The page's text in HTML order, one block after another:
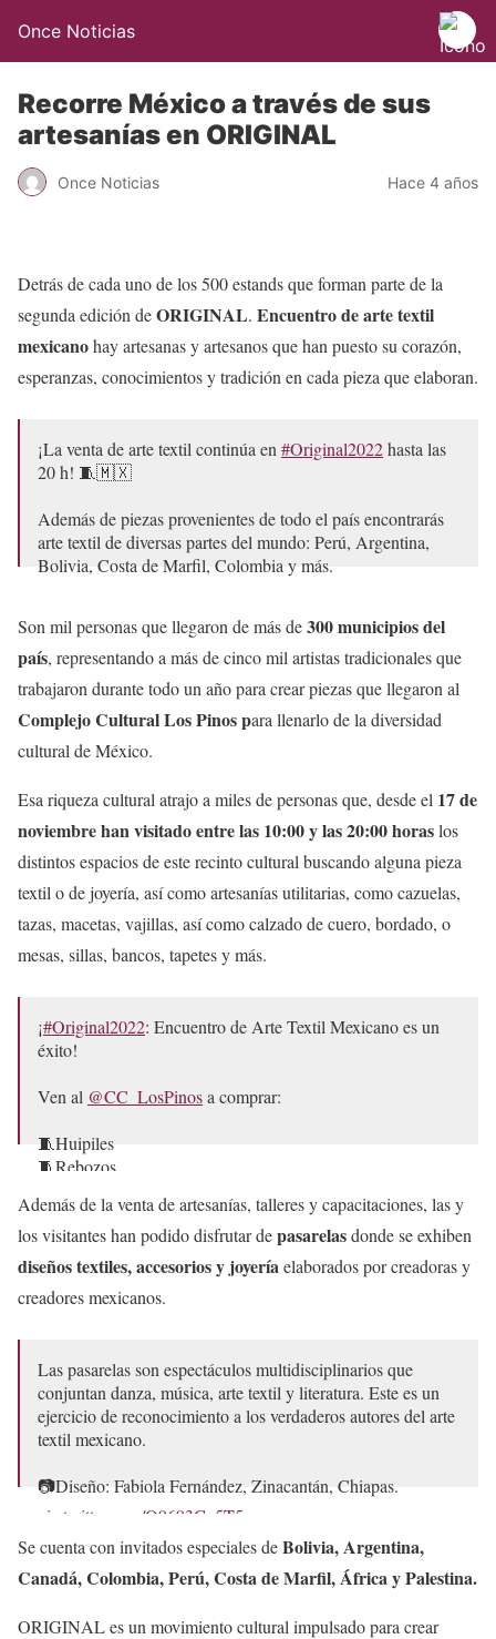
Once Noticias
Recorre México a través de sus
artesanías en ORIGINAL
Once Noticias Hace 4 años
Detrás de cada uno de los 500 estands que forman parte de la
segunda edición deORIGINAL. Encuentro de arte textil
mexicanohay artesanas y artesanos que han puesto su corazón,
esperanzas, conocimientos y tradición en cada pieza que elaboran.
¡La venta de arte textil continúa en #Original2022hasta las
20 h! 🧵🇲🇽
Además de piezas provenientes de todo el país encontrarás
arte textil de diversas partes del mundo: Perú, Argentina,
Bolivia, Costa de Marfil, Colombia y más.
📍 @CC_LosPinos pic.twitter.com/tR9pVDo5tm
— Secretaría de Cultura (@cultura_mx)November 20, 2022
Son mil personas que llegaron de más de300 municipios del
país, representando a más de cinco mil artistas tradicionales que
trabajaron durante todo un año para crear piezas que llegaron al
Complejo Cultural Los Pinos para llenarlo de la diversidad
cultural de México.
Esa riqueza cultural atrajo a miles de personas que, desde el 17 de
noviembre han visitado entre las 10:00 y las 20:00 horaslos
distintos espacios de este recinto cultural buscando alguna pieza
textil o de joyería, así como artesanías utilitarias, como cazuelas,
tazas, macetas, vajillas, así como calzado de cuero, bordado, o
mesas, sillas, bancos, tapetes y más.
¡#Original2022: Encuentro de Arte Textil Mexicano es un
éxito!
Ven al @CC_LosPinosa comprar:
🧵Huipiles
🧵Rebozos
🧵Pantalones
🧵Sarapes
🧵Quexquémitl
🧵Guayaberas
🧵Huaraches
🧵Morrales
🧵Y más
📅 Hasta el 20 de noviembre
— Secretaría de Cultura (@cultura_mx)November 19, 2022
Además de la venta de artesanías, talleres y capacitaciones, las y
los visitantes han podido disfrutar depasarelasdonde se exhiben
diseños textiles, accesorios y joyeríaelaborados por creadoras y
creadores mexicanos.
Las pasarelas son espectáculos multidisciplinarios que
conjuntan danza, música, arte textil y literatura. Este es un
ejercicio de reconocimiento a los verdaderos autores del arte
textil mexicano.
📷Diseño: Fabiola Fernández, Zinacantán, Chiapas.
pic.twitter.com/Q9693Gc5T5
— Secretaría de Cultura (@cultura_mx)November 19, 2022
Se cuenta con invitados especiales deBolivia, Argentina,
Canadá, Colombia, Perú, Costa de Marfil, África y Palestina.
ORIGINAL es un movimiento cultural impulsado para crear